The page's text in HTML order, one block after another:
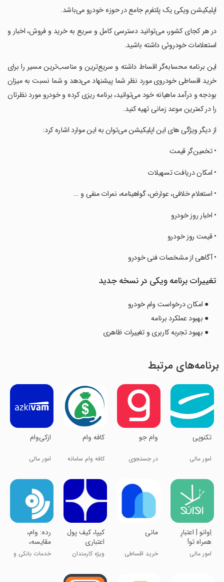
اپلیکیشن ویکی یک پلتفرم جامع در حوزه خودرو می‌باشد.
‏در هر کجای کشور، می‌توانید دسترسی کامل و سریع به خرید و فروش، اخبار و
استعلامات خودروئی داشته باشید.
‏این برنامه محسابه‌گر اقساط داشته و سریع‌ترین و مناسب‌ترین مسیر را برای
خرید اقساطی خودروی مورد نظر شما پیشنهاد می‌دهد و شما نسبت به میزان
بودجه و درآمد ماهیانه خود می‌توانید، برنامه ریزی کرده و خودرو مورد نظرتان
را در کمترین موعد زمانی تهیه کنید.
‏از دیگر ویژگی های این اپلیکیشن می‌توان به این موارد اشاره کرد:
‏• تخمین‌گر قیمت
‏• امکان دریافت تسهیلات
‏• استعلام خلافی، عوارض، گواهینامه، نمرات منفی و ...
‏• اخبار روز خودرو
‏• قیمت روز خودرو
‏• آگاهی از مشخصات فنی خودرو
تغییرات برنامه ویکی در نسخه جدید
● امکان درخواست وام خودرو
● بهبود عملکرد برنامه
● بهبود تجربه کاربری و تغییرات ظاهری
برنامه‌های مرتبط
‏‏تکنوپی
امور مالی
‏‏وام جو
در جستجوی
کافه وام
کافه وام سامانه
‏‏ازکی‌وام
امور مالی
‏‏‏‏‏‏اِوانو | اعتبارِ
همراه تو!
امور مالی
مانی
خرید اقساطی
‏کیپا، کیف پول
اعتباری
ویژه کارمندان
دولتی
رده: وام،
مقایسه،
اطلاع رسانی
خدمات بانکی و